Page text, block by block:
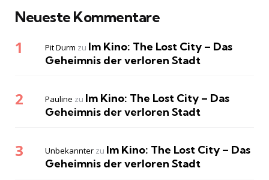
Neueste Kommentare
Pit Durm zu Im Kino: The Lost City – Das
Geheimnis der verloren Stadt
Pauline zu Im Kino: The Lost City – Das
Geheimnis der verloren Stadt
Unbekannter zu Im Kino: The Lost City – Das
Geheimnis der verloren Stadt